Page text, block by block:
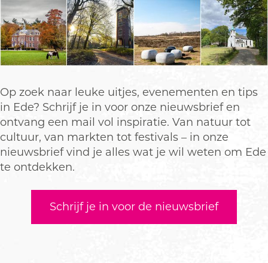
Op zoek naar leuke uitjes, evenementen en tips
in Ede? Schrijf je in voor onze nieuwsbrief en
ontvang een mail vol inspiratie. Van natuur tot
cultuur, van markten tot festivals – in onze
nieuwsbrief vind je alles wat je wil weten om Ede
te ontdekken.
Schrijf je in voor de nieuwsbrief